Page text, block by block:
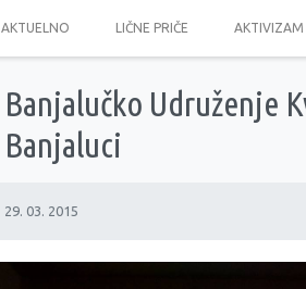
AKTUELNO LIČNE PRIČE AKTIVIZAM
Banjalučko Udruženje
Banjaluci
29. 03. 2015